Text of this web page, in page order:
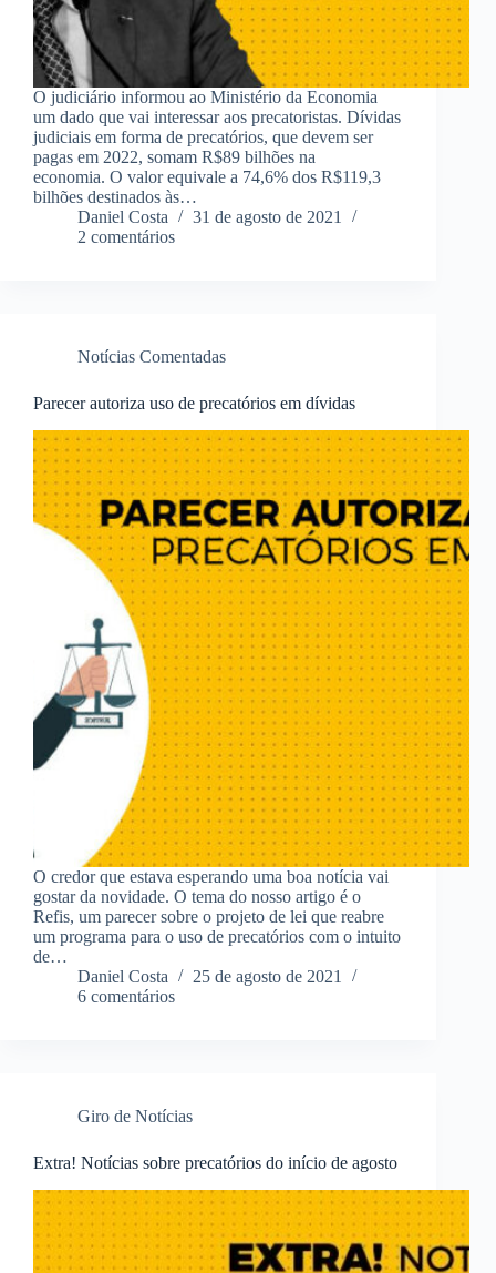
O judiciário informou ao Ministério da Economia
um dado que vai interessar aos precatoristas. Dívidas
judiciais em forma de precatórios, que devem ser
pagas em 2022, somam R$89 bilhões na
economia. O valor equivale a 74,6% dos R$119,3
bilhões destinados às…
Daniel Costa
31 de agosto de 2021
2 comentários
Notícias Comentadas
Parecer autoriza uso de precatórios em dívidas
O credor que estava esperando uma boa notícia vai
gostar da novidade. O tema do nosso artigo é o
Refis, um parecer sobre o projeto de lei que reabre
um programa para o uso de precatórios com o intuito
de…
Daniel Costa
25 de agosto de 2021
6 comentários
Giro de Notícias
Extra! Notícias sobre precatórios do início de agosto